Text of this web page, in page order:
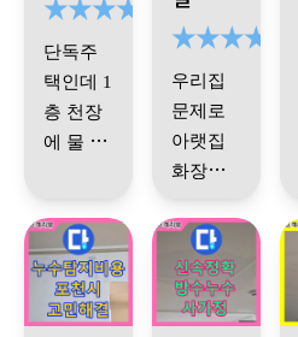
하게 마
무리된
걸 확인
할 수 있
명도 친
절하게
해주셔
서 과정
마다 이
행해 정
황을 확
인해주
셨습니
다.
누수 소
견이 없
다는 결
과를 친
절하게
단독주
택인데 1
층 천장
에 물 새
년동안
이거저
거 다해
봤었습
우리집
문제로
아랫집
화장실
에 물이
샌다고
해서 문
의 했는